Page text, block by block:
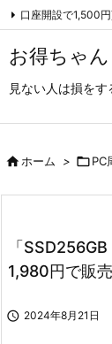
お得ちゃん
見ない人は損をす
口座開設で1,500
アーカイブ（旧サ
ホーム > PC
「
1,980円で販
 2024年8月21日